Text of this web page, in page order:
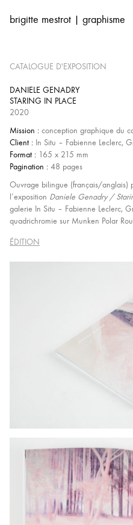
brigitte mestrot | graphisme
CATALOGUE D'EXPOSITION
DANIELE GENADRY
STARING IN PLACE
2020
Mission : conception graphique du
Client : In Situ – Fabienne Leclerc,
Format : 165 x 215 mm
Pagination : 48 pages
Ouvrage bilingue (français/anglais)
l’exposition Daniele Genadry /
galerie In Situ – Fabienne Leclerc,
quadrichromie sur Munken Polar
ÉDITION